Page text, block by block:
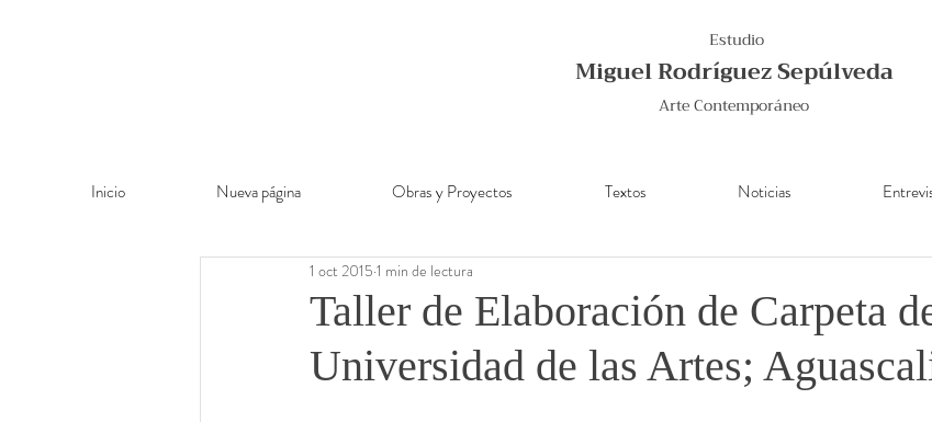
Estudio
Miguel Rodríguez Sepúlveda
Arte Contemporáneo
Inicio Nueva página Obras y Proyectos Textos Noticias
Taller de Elaboración de Carpeta
Universidad de las Artes;
1 oct 2015 1 min de lectura